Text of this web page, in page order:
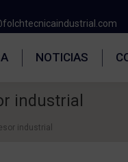
NOTICIAS
industrial
industrial